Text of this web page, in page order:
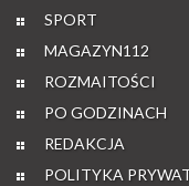
SPORT
MAGAZYN112
ROZMAITOŚCI
PO GODZINACH
REDAKCJA
POLITYKA